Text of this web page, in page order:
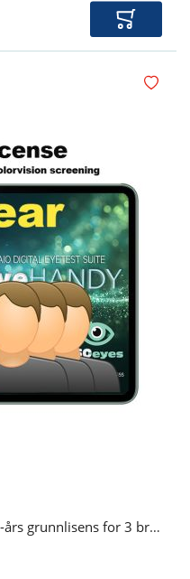
Legg i
EyeHANDY digital synstest – 1-års grunnlisens for 3 brukere – ISOeyes
Legg i